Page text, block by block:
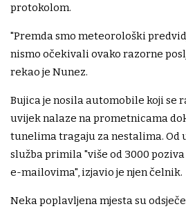
protokolom.
"Premda smo meteorološki
nismo očekivali ovako razorne
rekao je Nunez.
Bujica je nosila automobile koji se
uvijek nalaze na prometnicama
tunelima tragaju za nestalima. Od
služba primila "više od 3000
e-mailovima", izjavio je njen čelnik.
Neka poplavljena mjesta su